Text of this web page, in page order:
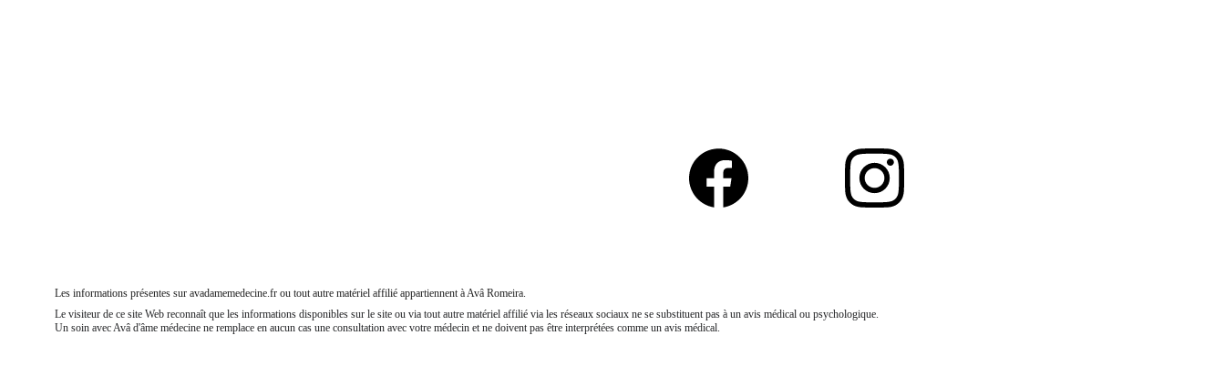
Les informations présentes sur avadamemedecine.fr ou tout autre matériel affilié appartiennent à Avâ Romeira.
Le visiteur de ce site Web reconnaît que les informations disponibles sur le site ou via tout autre matériel affilié via les réseaux sociaux ne se substituent pas à un avis médical ou psychologique.
Un soin avec Avâ d'âme médecine ne remplace en aucun cas une consultation avec votre médecin et ne doivent pas être interprétées comme un avis médical.